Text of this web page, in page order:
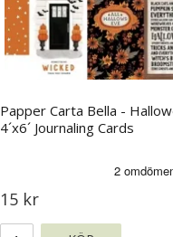
Papper Carta Bella -
4´x6´ Journaling Cards
15 kr